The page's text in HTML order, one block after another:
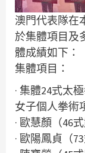
澳門代表隊在
於集體項目及
體成績如下：
集體項目：
· 集體24式太
女子個人拳術
· 歐慧顏（46
· 歐陽鳳貞（